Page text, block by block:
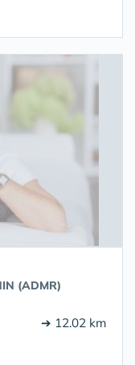
(ADMR)
➔ 12.02 km